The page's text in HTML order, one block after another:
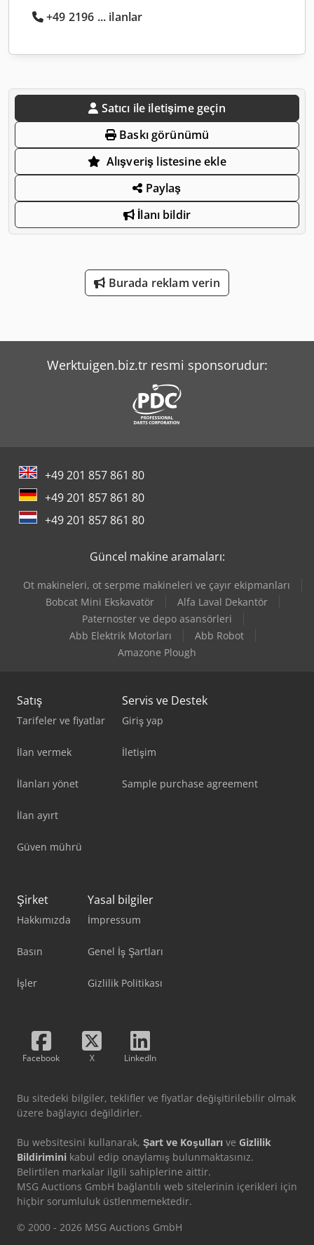
+49 2196 ... ilanlar
Satıcı ile iletişime geçin
Baskı görünümü
Alışveriş listesine ekle
Paylaş
İlanı bildir
Burada reklam verin
Werktuigen.biz.tr resmi sponsorudur:
+49 201 857 861 80
+49 201 857 861 80
+49 201 857 861 80
Güncel makine aramaları:
Ot makineleri, ot serpme makineleri ve çayır ekipmanları
Bobcat Mini Ekskavatör
Alfa Laval Dekantör
Paternoster ve depo asansörleri
Abb Elektrik Motorları
Abb Robot
Amazone Plough
Satış
Tarifeler ve fiyatlar
İlan vermek
İlanları yönet
İlan ayırt
Güven mührü
Servis ve Destek
Giriş yap
İletişim
Sample purchase agreement
Şirket
Hakkımızda
Basın
İşler
Yasal bilgiler
İmpressum
Genel İş Şartları
Gizlilik Politikası
Facebook X LinkedIn
Bu sitedeki bilgiler, teklifler ve fiyatlar değişitirilebilir olmak
üzere bağlayıcı değildirler.
Bu websitesini kullanarak, Şart ve Koşulları ve Gizlilik
Bildirimini kabul edip onaylamış bulunmaktasınız.
Belirtilen markalar ilgili sahiplerine aittir.
MSG Auctions GmbH bağlantılı web sitelerinin içerikleri için
hiçbir sorumluluk üstlenmemektedir.
© 2000 - 2026 MSG Auctions GmbH